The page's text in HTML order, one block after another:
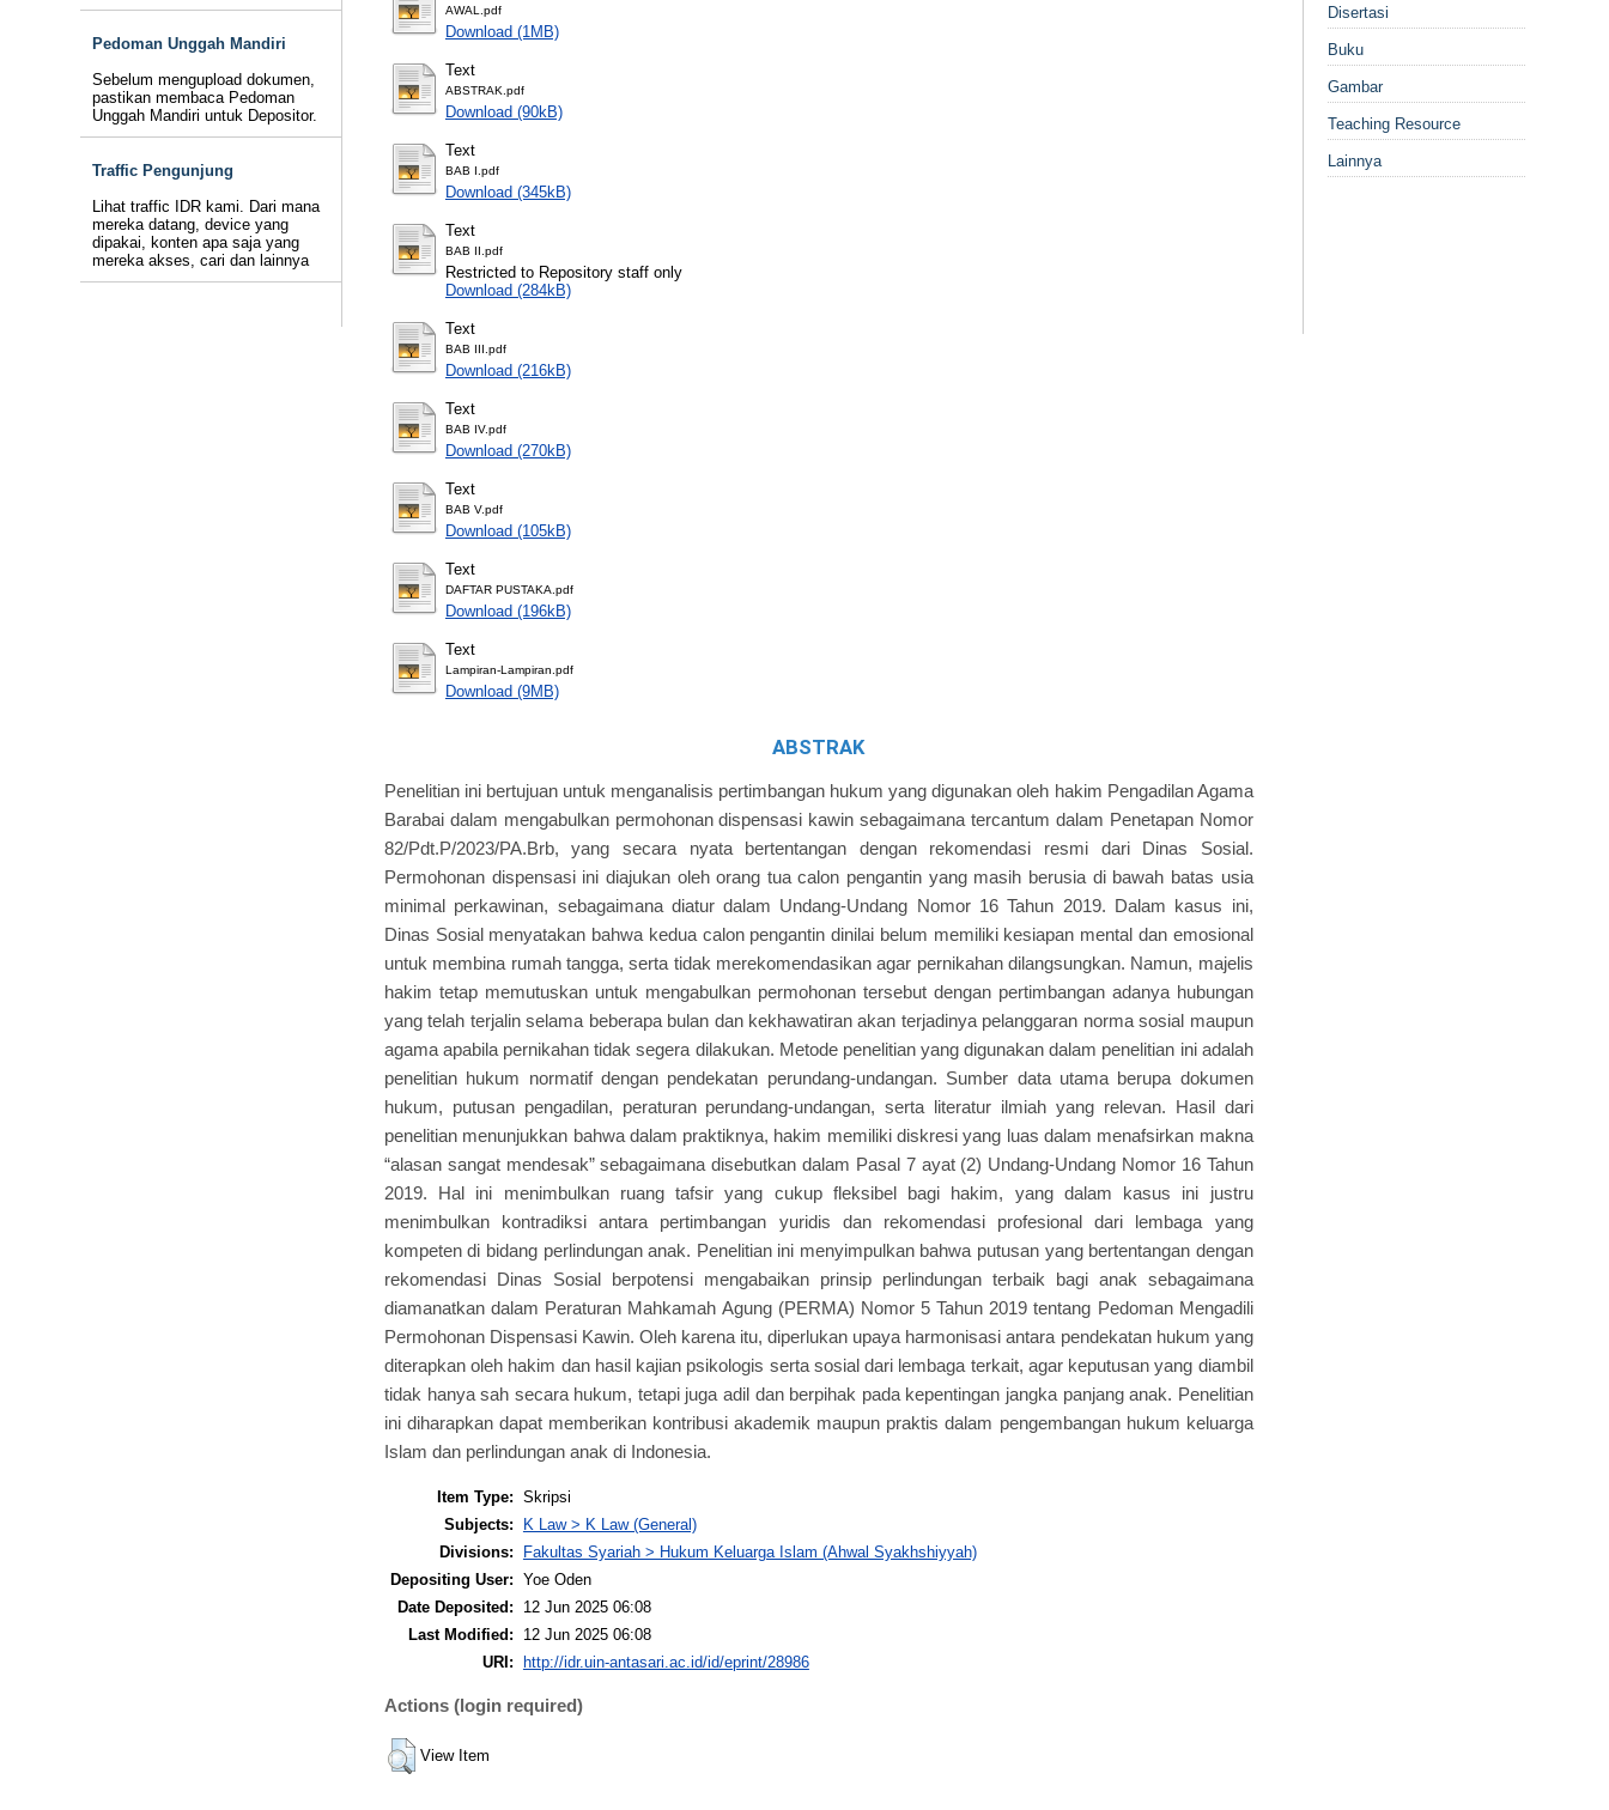
Pedoman Unggah Mandiri
Sebelum mengupload dokumen,
pastikan membaca Pedoman
Unggah Mandiri untuk Depositor.
Traffic Pengunjung
Lihat traffic IDR kami. Dari mana
mereka datang, device yang
dipakai, konten apa saja yang
mereka akses, cari dan lainnya
AWAL.pdf
Download (1MB)
Text
ABSTRAK.pdf
Download (90kB)
Text
BAB I.pdf
Download (345kB)
Text
BAB II.pdf
Restricted to Repository staff only
Download (284kB)
Text
BAB III.pdf
Download (216kB)
Text
BAB IV.pdf
Download (270kB)
Text
BAB V.pdf
Download (105kB)
Text
DAFTAR PUSTAKA.pdf
Download (196kB)
Text
Lampiran-Lampiran.pdf
Download (9MB)
ABSTRAK
Penelitian ini bertujuan untuk menganalisis pertimbangan hukum yang digunakan oleh hakim Pengadilan Agama
Barabai dalam mengabulkan permohonan dispensasi kawin sebagaimana tercantum dalam Penetapan Nomor
82/Pdt.P/2023/PA.Brb, yang secara nyata bertentangan dengan rekomendasi resmi dari Dinas Sosial.
Permohonan dispensasi ini diajukan oleh orang tua calon pengantin yang masih berusia di bawah batas usia
minimal perkawinan, sebagaimana diatur dalam Undang-Undang Nomor 16 Tahun 2019. Dalam kasus ini,
Dinas Sosial menyatakan bahwa kedua calon pengantin dinilai belum memiliki kesiapan mental dan emosional
untuk membina rumah tangga, serta tidak merekomendasikan agar pernikahan dilangsungkan. Namun, majelis
hakim tetap memutuskan untuk mengabulkan permohonan tersebut dengan pertimbangan adanya hubungan
yang telah terjalin selama beberapa bulan dan kekhawatiran akan terjadinya pelanggaran norma sosial maupun
agama apabila pernikahan tidak segera dilakukan. Metode penelitian yang digunakan dalam penelitian ini adalah
penelitian hukum normatif dengan pendekatan perundang-undangan. Sumber data utama berupa dokumen
hukum, putusan pengadilan, peraturan perundang-undangan, serta literatur ilmiah yang relevan. Hasil dari
penelitian menunjukkan bahwa dalam praktiknya, hakim memiliki diskresi yang luas dalam menafsirkan makna
“alasan sangat mendesak” sebagaimana disebutkan dalam Pasal 7 ayat (2) Undang-Undang Nomor 16 Tahun
2019. Hal ini menimbulkan ruang tafsir yang cukup fleksibel bagi hakim, yang dalam kasus ini justru
menimbulkan kontradiksi antara pertimbangan yuridis dan rekomendasi profesional dari lembaga yang
kompeten di bidang perlindungan anak. Penelitian ini menyimpulkan bahwa putusan yang bertentangan dengan
rekomendasi Dinas Sosial berpotensi mengabaikan prinsip perlindungan terbaik bagi anak sebagaimana
diamanatkan dalam Peraturan Mahkamah Agung (PERMA) Nomor 5 Tahun 2019 tentang Pedoman Mengadili
Permohonan Dispensasi Kawin. Oleh karena itu, diperlukan upaya harmonisasi antara pendekatan hukum yang
diterapkan oleh hakim dan hasil kajian psikologis serta sosial dari lembaga terkait, agar keputusan yang diambil
tidak hanya sah secara hukum, tetapi juga adil dan berpihak pada kepentingan jangka panjang anak. Penelitian
ini diharapkan dapat memberikan kontribusi akademik maupun praktis dalam pengembangan hukum keluarga
Islam dan perlindungan anak di Indonesia.
Item Type: Skripsi
Subjects:
K Law > K Law (General)
Divisions:
Fakultas Syariah > Hukum Keluarga Islam (Ahwal Syakhshiyyah)
Depositing User: Yoe Oden
Date Deposited:
12 Jun 2025 06:08
Last Modified:
12 Jun 2025 06:08
URI: http://idr.uin-antasari.ac.id/id/eprint/28986
Actions (login required)
View Item
Disertasi
Buku
Gambar
Teaching Resource
Lainnya